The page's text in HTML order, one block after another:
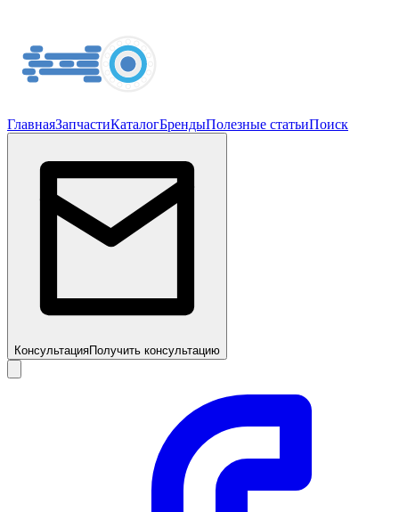
ГлавнаяЗапчастиКаталогБрендыПолезные статьиПоиск
КонсультацияПолучить консультацию